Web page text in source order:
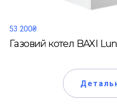
53 200₴
Газовий котел BAXI